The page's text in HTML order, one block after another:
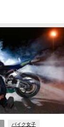
バイク女子